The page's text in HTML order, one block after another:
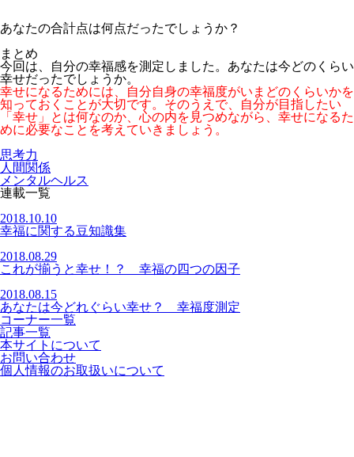
あなたの合計点は何点だったでしょうか？
まとめ
今回は、自分の幸福感を測定しました。あなたは今どのくらい
幸せだったでしょうか。
幸せになるためには、自分自身の幸福度がいまどのくらいかを
知っておくことが大切です。そのうえで、自分が目指したい
「幸せ」とは何なのか、心の内を見つめながら、幸せになるた
めに必要なことを考えていきましょう。
思考力
人間関係
メンタルヘルス
連載一覧
2018.10.10
幸福に関する豆知識集
2018.08.29
これが揃うと幸せ！？ 幸福の四つの因子
2018.08.15
あなたは今どれぐらい幸せ？ 幸福度測定
コーナー一覧
記事一覧
本サイトについて
お問い合わせ
個人情報のお取扱いについて